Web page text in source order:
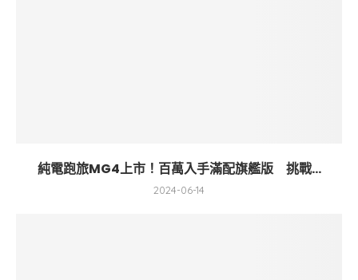
純電跑旅MG4上市！百萬入手滿配旗艦版 挑戰...
2024-06-14